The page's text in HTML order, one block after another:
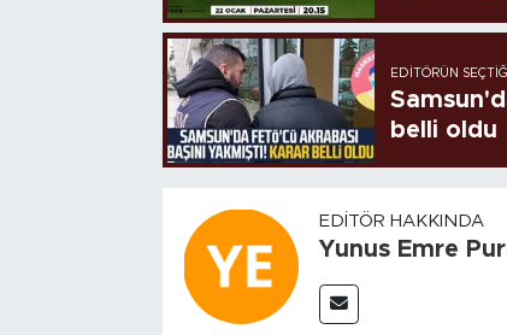
EDITÖRÜN SEÇTIĞI
belli oldu
EDITÖR HAKKINDA
Yunus Emre